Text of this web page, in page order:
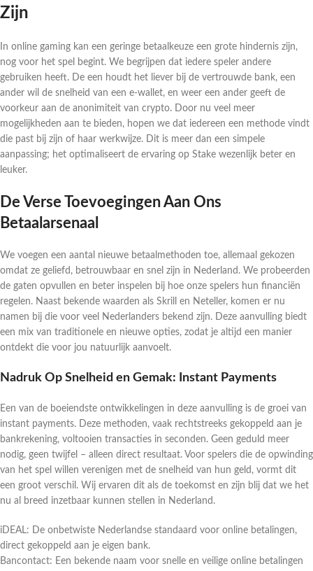
Zijn
In online gaming kan een geringe betaalkeuze een grote hindernis zijn,
nog voor het spel begint. We begrijpen dat iedere speler andere
gebruiken heeft. De een houdt het liever bij de vertrouwde bank, een
ander wil de snelheid van een e-wallet, en weer een ander geeft de
voorkeur aan de anonimiteit van crypto. Door nu veel meer
mogelijkheden aan te bieden, hopen we dat iedereen een methode vindt
die past bij zijn of haar werkwijze. Dit is meer dan een simpele
aanpassing; het optimaliseert de ervaring op Stake wezenlijk beter en
leuker.
De Verse Toevoegingen Aan Ons
Betaalarsenaal
We voegen een aantal nieuwe betaalmethoden toe, allemaal gekozen
omdat ze geliefd, betrouwbaar en snel zijn in Nederland. We probeerden
de gaten opvullen en beter inspelen bij hoe onze spelers hun financiën
regelen. Naast bekende waarden als Skrill en Neteller, komen er nu
namen bij die voor veel Nederlanders bekend zijn. Deze aanvulling biedt
een mix van traditionele en nieuwe opties, zodat je altijd een manier
ontdekt die voor jou natuurlijk aanvoelt.
Nadruk Op Snelheid en Gemak: Instant Payments
Een van de boeiendste ontwikkelingen in deze aanvulling is de groei van
instant payments. Deze methoden, vaak rechtstreeks gekoppeld aan je
bankrekening, voltooien transacties in seconden. Geen geduld meer
nodig, geen twijfel – alleen direct resultaat. Voor spelers die de opwinding
van het spel willen verenigen met de snelheid van hun geld, vormt dit
een groot verschil. Wij ervaren dit als de toekomst en zijn blij dat we het
nu al breed inzetbaar kunnen stellen in Nederland.
iDEAL: De onbetwiste Nederlandse standaard voor online betalingen,
direct gekoppeld aan je eigen bank.
Bancontact: Een bekende naam voor snelle en veilige online betalingen